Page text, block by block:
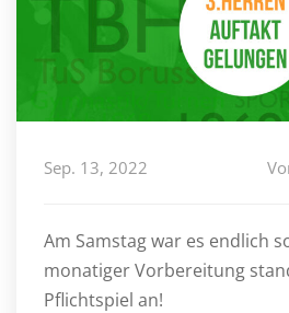
Sep. 13, 2022
Am Samstag war es endlich
monatiger Vorbereitung
Pflichtspiel an!